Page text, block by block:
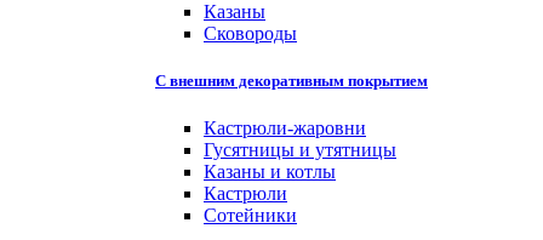
Казаны
Сковороды
С внешним декоративным покрытием
Кастрюли-жаровни
Гусятницы и утятницы
Казаны и котлы
Кастрюли
Сотейники